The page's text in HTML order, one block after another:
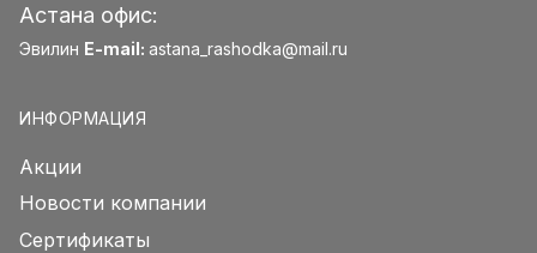
Астана офис:
Эвилин E-mail: astana_rashodka@mail.ru
ИНФОРМАЦИЯ
Акции
Новости компании
Сертификаты